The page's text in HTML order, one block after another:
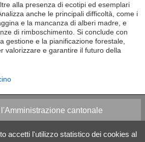
accetti l'utilizzo statistico dei cookies al
alla presenza di ecotipi ed esemplari
anche le principali difficoltà, come i
e la mancanza di alberi madre, e
di rimboschimento. Si conclude con
gestione e la pianificazione forestale,
valorizzare e garantire il futuro della
cantonale
Social media